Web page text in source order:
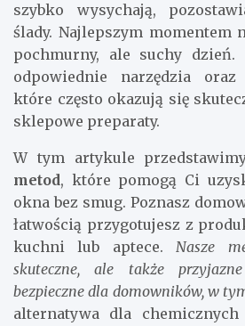
szybko wysychają,
ślady. Najlepszym momentem
pochmurny, ale suchy
odpowiednie narzędzia oraz
które często okazują się
sklepowe preparaty.
W tym artykule
metod, które pomogą Ci
okna bez smug. Poznasz
łatwością przygotujesz z
kuchni lub aptece.Nasze
skuteczne, ale także
bezpieczne dla domowników, w
alternatywa dla